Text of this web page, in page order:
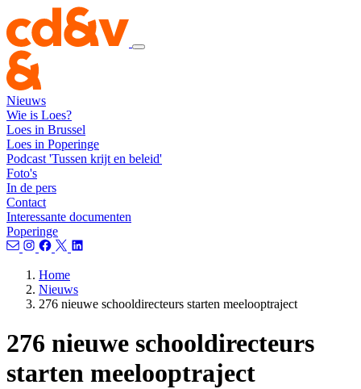
Nieuws
Wie is Loes?
Loes in Brussel
Loes in Poperinge
Podcast 'Tussen krijt en beleid'
Foto's
In de pers
Contact
Interessante documenten
Poperinge
Home
Nieuws
276 nieuwe schooldirecteurs starten meelooptraject
276 nieuwe schooldirecteurs
starten meelooptraject